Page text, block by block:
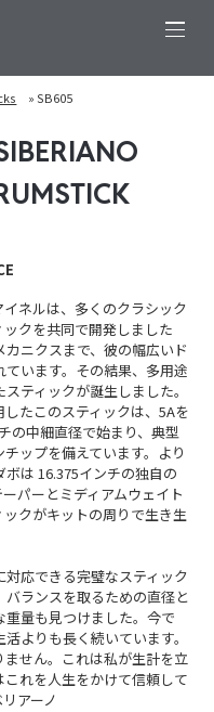
» SB605
ネルは、多くのクラシック
クを共同で開発しました
ニクスまで、彼の幅広いド
います。その結果、多用途
ティックが誕生しました。
たこのスティックは、5Aを
の中細直径で始まり、典型
ップを備えています。より
は 16.375インチの独自の
パーとミディアムウェイト
クがキットの周りで生き生
対応できる完璧なスティック
ランスを取るための直径と
量も見つけました。今で
よりも長く続いています。
せん。これは私が生計を立
れを人生をかけて信頼して
アーノ